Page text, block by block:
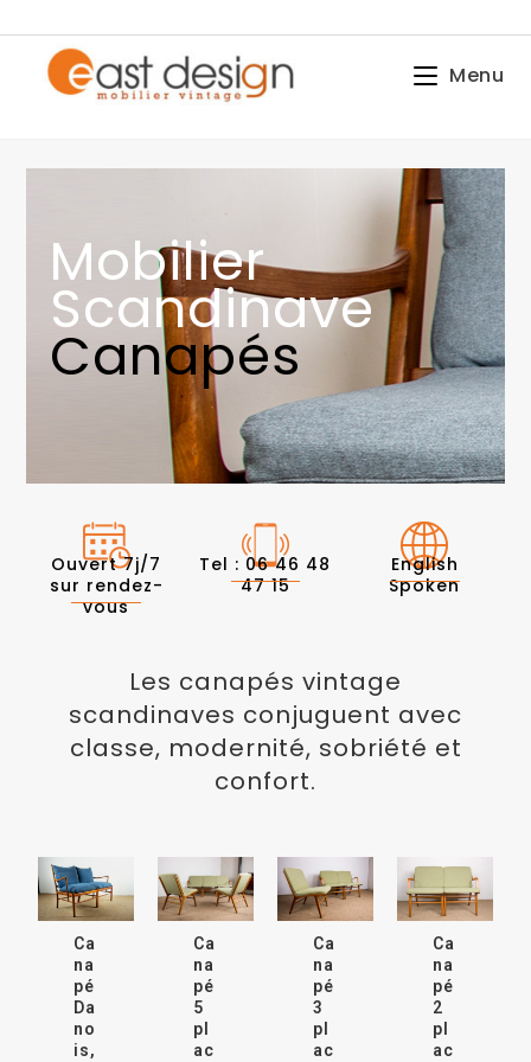
Menu
Mobilier
Scandinave
Canapés
Ouvert 7j/7
sur rendez-
vous
Tel : 06 46 48
47 15
English
Spoken
Les canapés vintage
scandinaves conjuguent avec
classe, modernité, sobriété et
confort.
Ca
na
pé
Da
no
is,
Ca
na
pé
5
pl
ac
Ca
na
pé
3
pl
ac
Ca
na
pé
2
pl
ac